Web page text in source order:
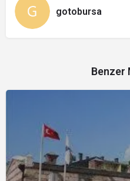
gotobursa
Benzer